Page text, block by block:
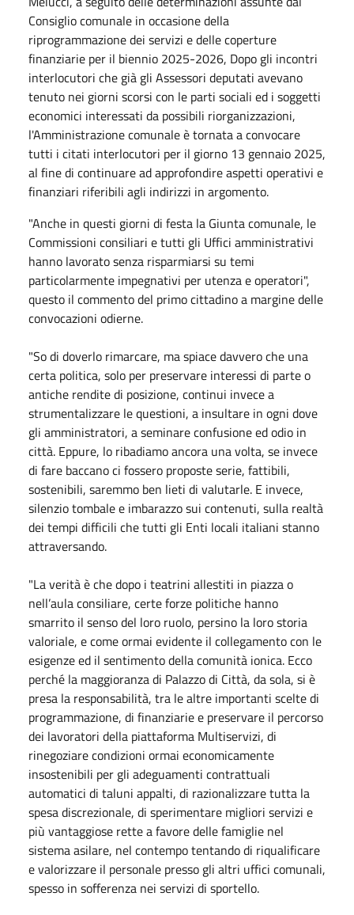
Consiglio comunale in occasione della
riprogrammazione dei servizi e delle coperture
finanziarie per il biennio 2025-2026, Dopo gli incontri
interlocutori che già gli Assessori deputati avevano
tenuto nei giorni scorsi con le parti sociali ed i soggetti
economici interessati da possibili riorganizzazioni,
l'Amministrazione comunale è tornata a convocare
tutti i citati interlocutori per il giorno 13 gennaio 2025,
al fine di continuare ad approfondire aspetti operativi e
finanziari riferibili agli indirizzi in argomento.
"Anche in questi giorni di festa la Giunta comunale, le
Commissioni consiliari e tutti gli Uffici amministrativi
hanno lavorato senza risparmiarsi su temi
particolarmente impegnativi per utenza e operatori",
questo il commento del primo cittadino a margine delle
convocazioni odierne.
"So di doverlo rimarcare, ma spiace davvero che una
certa politica, solo per preservare interessi di parte o
antiche rendite di posizione, continui invece a
strumentalizzare le questioni, a insultare in ogni dove
gli amministratori, a seminare confusione ed odio in
città. Eppure, lo ribadiamo ancora una volta, se invece
di fare baccano ci fossero proposte serie, fattibili,
sostenibili, saremmo ben lieti di valutarle. E invece,
silenzio tombale e imbarazzo sui contenuti, sulla realtà
dei tempi difficili che tutti gli Enti locali italiani stanno
attraversando.
"La verità è che dopo i teatrini allestiti in piazza o
nell’aula consiliare, certe forze politiche hanno
smarrito il senso del loro ruolo, persino la loro storia
valoriale, e come ormai evidente il collegamento con le
esigenze ed il sentimento della comunità ionica. Ecco
perché la maggioranza di Palazzo di Città, da sola, si è
presa la responsabilità, tra le altre importanti scelte di
programmazione, di finanziarie e preservare il percorso
dei lavoratori della piattaforma Multiservizi, di
rinegoziare condizioni ormai economicamente
insostenibili per gli adeguamenti contrattuali
automatici di taluni appalti, di razionalizzare tutta la
spesa discrezionale, di sperimentare migliori servizi e
più vantaggiose rette a favore delle famiglie nel
sistema asilare, nel contempo tentando di riqualificare
e valorizzare il personale presso gli altri uffici comunali,
spesso in sofferenza nei servizi di sportello.